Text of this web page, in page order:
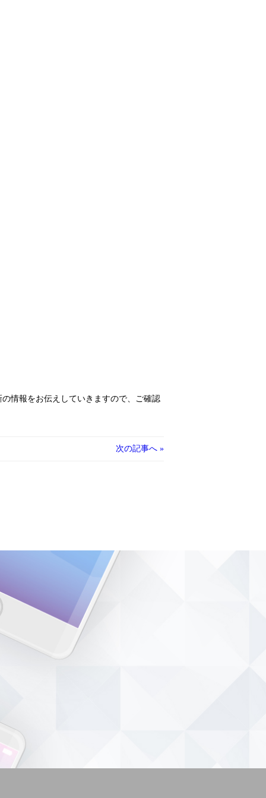
の情報をお伝えしていきますので、ご確認
次の記事へ »